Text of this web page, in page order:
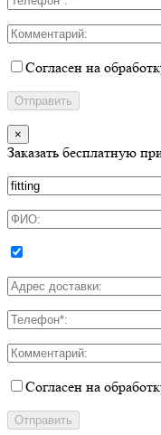
Согласен на
×
Заказать бесплатную
Согласен на